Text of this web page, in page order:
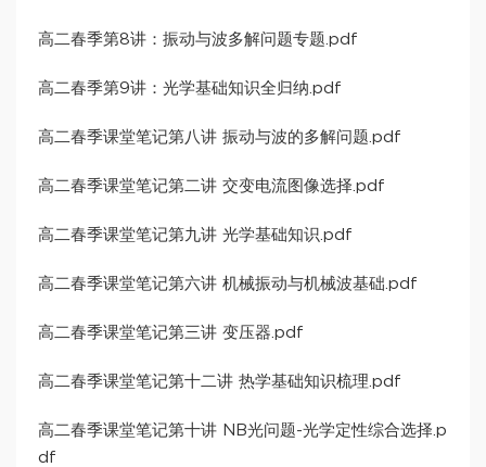
高二春季第8讲：振动与波多解问题专题.pdf
高二春季第9讲：光学基础知识全归纳.pdf
高二春季课堂笔记第八讲 振动与波的多解问题.pdf
高二春季课堂笔记第二讲 交变电流图像选择.pdf
高二春季课堂笔记第九讲 光学基础知识.pdf
高二春季课堂笔记第六讲 机械振动与机械波基础.pdf
高二春季课堂笔记第三讲 变压器.pdf
高二春季课堂笔记第十二讲 热学基础知识梳理.pdf
高二春季课堂笔记第十讲 NB光问题-光学定性综合选择.p
df